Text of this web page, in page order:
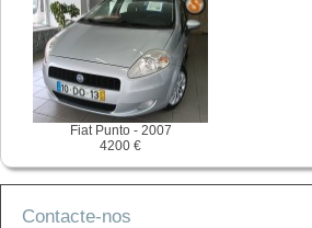
Fiat Punto - 2007
4200 €
Contacte-nos